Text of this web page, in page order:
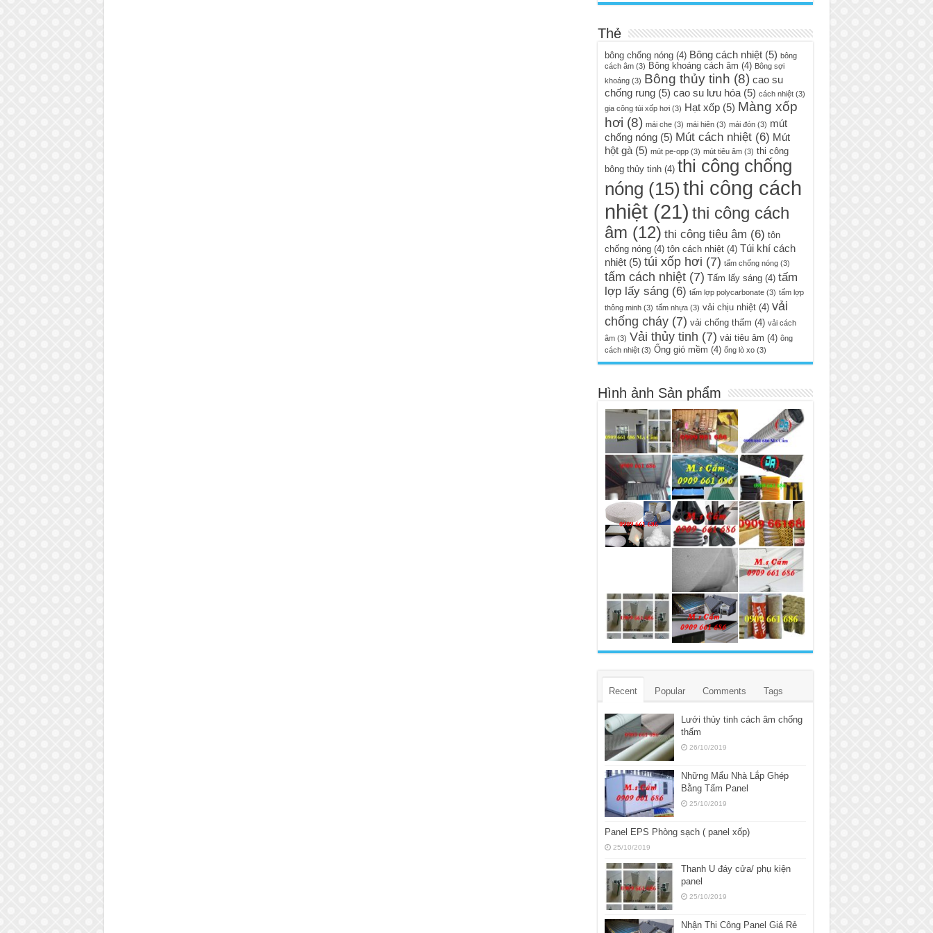
Thẻ
bông chống nóng(4) Bông cách nhiệt(5) bông
cách âm(3) Bông khoáng cách âm (4) Bông sợi
khoáng(3) Bông thủy tinh (8) cao su
chống rung(5) cao su lưu hóa(5) cách nhiệt(3)
gia công túi xốp hơi(3) Hạt xốp(5) Màng xốp
hơi (8) mái che(3) mái hiên(3) mái đón(3) mút
chống nóng(5) Mút cách nhiệt(6) Mút
hột gà(5) mút pe-opp(3) mút tiêu âm(3) thi công
bông thủy tinh(4) thi công chống
nóng (15) thi công cách
nhiệt(21) thi công cách
âm (12) thi công tiêu âm (6) tôn
chống nóng(4) tôn cách nhiệt(4) Túi khí cách
nhiệt(5) túi xốp hơi (7) tấm chống nóng(3)
tấm cách nhiệt(7) Tấm lấy sáng(4) tấm
lợp lấy sáng(6) tấm lợp polycarbonate(3) tấm lợp
thông minh(3) tấm nhựa(3) vải chịu nhiệt(4) vải
chống cháy(7) vải chống thấm (4) vải cách
âm(3) Vải thủy tinh (7) vải tiêu âm (4) ông
cách nhiệt(3) Ống gió mềm (4) ống lò xo(3)
Hình ảnh Sản phẩm
Recent Popular Comments Tags
Lưới thủy tinh cách âm chống
thấm
26/10/2019
Những Mẩu Nhà Lắp Ghép
Bằng Tấm Panel
25/10/2019
Panel EPS Phòng sạch ( panel xốp)
25/10/2019
Thanh U đáy cửa/ phụ kiện
panel
25/10/2019
Nhận Thi Công Panel Giá Rẻ